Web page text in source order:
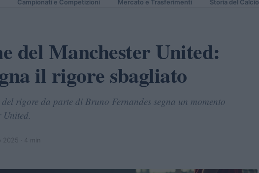
Campionati e Competizioni Mercato e Trasferimenti Storia del Calcio
del Manchester United:
il rigore sbagliato
rigore da parte di Bruno Fernandes segna un momento
2025 · 4 min